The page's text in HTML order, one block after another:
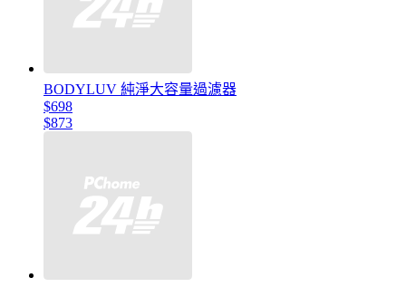
BODYLUV 純淨大容量過濾器
$698
$873